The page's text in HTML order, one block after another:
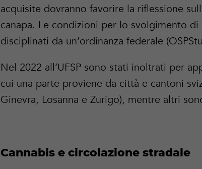
acquisite dovranno favorire la riflessione
canapa. Le condizioni per lo svolgimento
disciplinati da un’ordinanza federale
Nel 2022 all’UFSP sono stati inoltrati per
cui una parte proviene da città e cantoni
Ginevra, Losanna e Zurigo), mentre altri
Cannabis e circolazione stradale